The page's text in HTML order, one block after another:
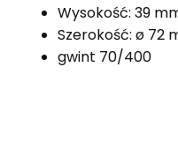
Wysokość: 39
Szerokość: ø 72
gwint 70/400